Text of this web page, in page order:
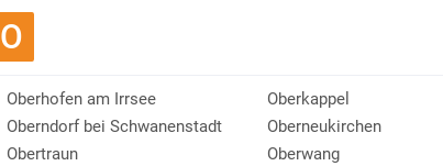
O
Oberhofen am Irrsee Oberkappel
Oberndorf bei Schwanenstadt
Oberneukirchen
Obertraun
Oberwang